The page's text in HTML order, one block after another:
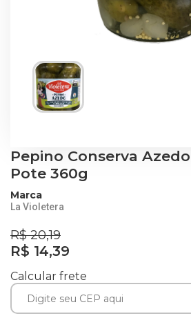
Pepino Conserva
Pote 360g
Marca
La Violetera
R$ 20,19
R$ 14,39
Calcular frete